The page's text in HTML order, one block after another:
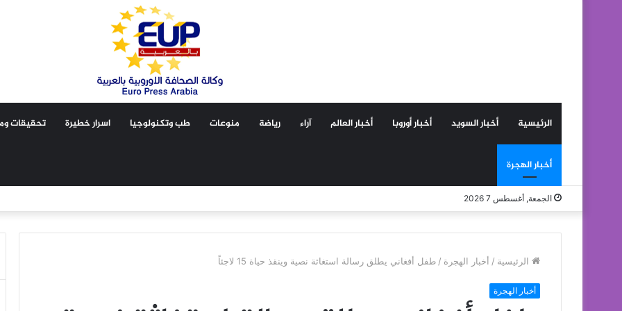
الرئيسية أخبار السويد أخبار أوروبا أخبار العالم آراء رياضة منوعات طب وتكنولوجيا اسرار خطيرة تحقيقات
أخبار الهجرة
الجمعة, أغسطس 7 2026
الرئيسية / أخبار الهجرة / طفل أفغاني يطلق رسالة استغاثة نصية وينقذ حياة 15 لاجئاً
أخبار الهجرة